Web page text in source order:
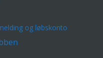
og løbskonto